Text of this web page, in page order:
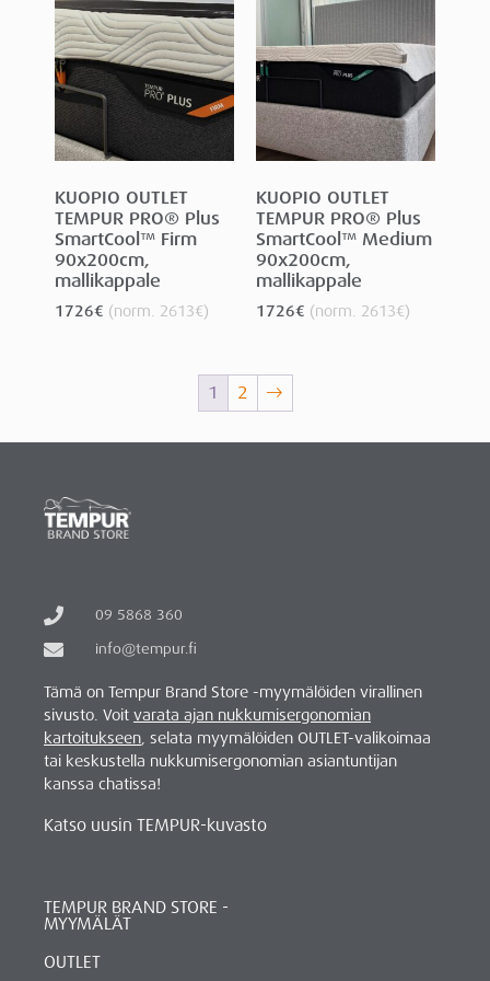
KUOPIO OUTLET
TEMPUR PRO® Plus
SmartCool™ Firm
90x200cm,
mallikappale
1726€ (norm. 2613€)
KUOPIO OUTLET
TEMPUR PRO® Plus
SmartCool™ Medium
90x200cm,
mallikappale
1726€ (norm. 2613€)
1 2 →
09 5868 360
info@tempur.fi
Tämä on Tempur Brand Store -myymälöiden virallinen
sivusto. Voit varata ajan nukkumisergonomian
kartoitukseen, selata myymälöiden OUTLET-valikoimaa
tai keskustella nukkumisergonomian asiantuntijan
kanssa chatissa!
Katso uusin TEMPUR-kuvasto
TEMPUR BRAND STORE -
MYYMÄLÄT
OUTLET